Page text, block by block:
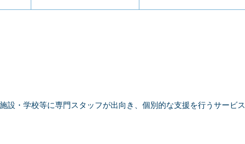
設・学校等に専門スタッフが出向き、個別的な支援を行うサービス